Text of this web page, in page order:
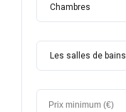
Chambres
Les salles de bains